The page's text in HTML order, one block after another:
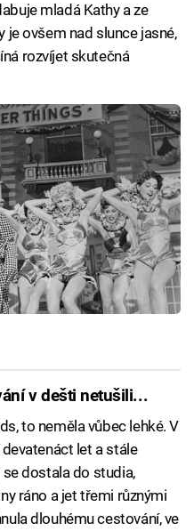
mladá Kathy a ze
je ovšem nad slunce jasné,
rozvíjet skutečná
v dešti netušili...
to neměla vůbec lehké. V
let a stále
dostala do studia,
ráno a jet třemi různými
dlouhému cestování, ve